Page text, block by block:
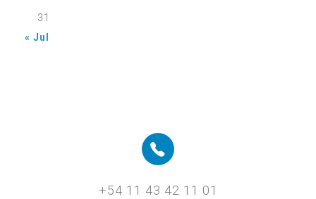
31
« Jul
+54 11 43 42 11 01